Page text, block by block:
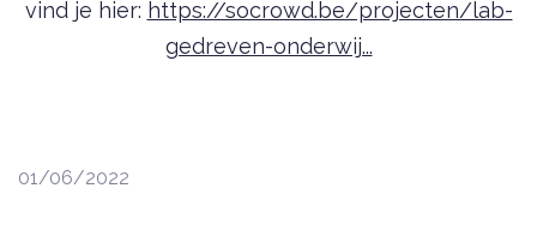
vind je hier: https://socrowd.be/projecten/lab-
gedreven-onderwij...
01/06/2022